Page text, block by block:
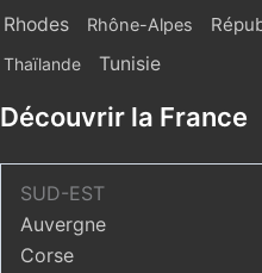
Rhodes Rhône-Alpes
Thaïlande Tunisie
Découvrir la France
SUD-EST
Auvergne
Corse